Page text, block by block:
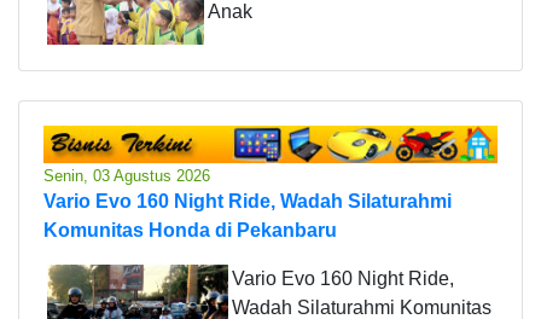
Anak
Senin, 03 Agustus 2026
Vario Evo 160 Night Ride, Wadah Silaturahmi
Komunitas Honda di Pekanbaru
Vario Evo 160 Night Ride,
Wadah Silaturahmi Komunitas